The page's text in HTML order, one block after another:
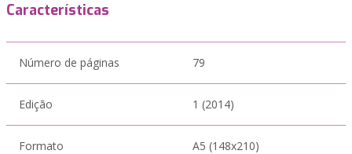
Características
Número de páginas 79
Edição 1 (2014)
Formato A5 (148x210)